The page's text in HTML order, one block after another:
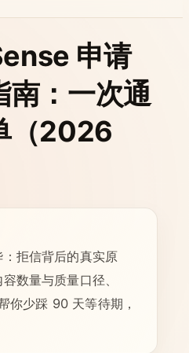
申请
南：一次通
（2026
拒信背后的真实原
数量与质量口径、
你少踩 90 天等待期，